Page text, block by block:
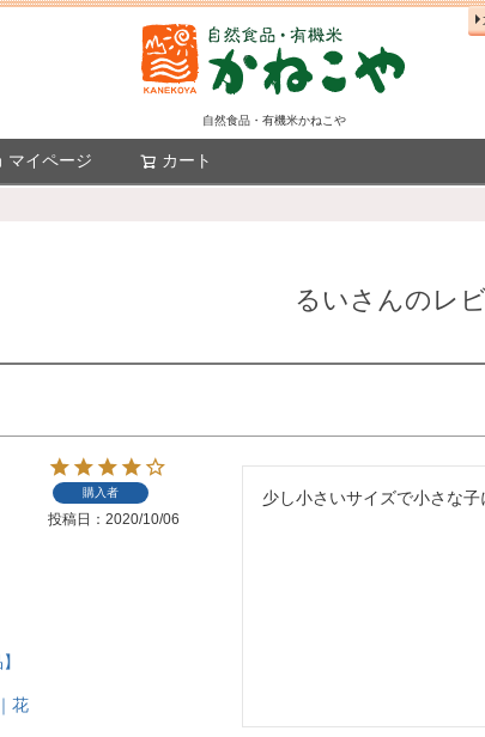
自然食品・有機米かねこや
マイページ カート
るいさんのレ
花
購入者
投稿日 2020/10/06
少し小さいサイズで小さな子